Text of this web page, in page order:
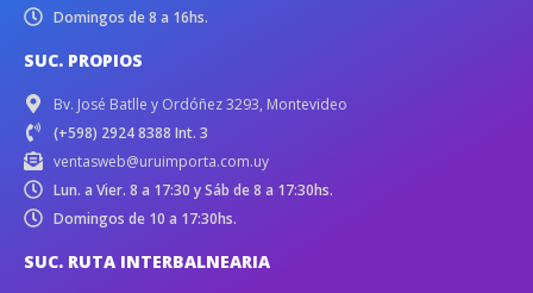
Domingos de 8 a 16hs.
SUC. PROPIOS
Bv. José Batlle y Ordóñez 3293, Montevideo
(+598) 2924 8388 Int. 3
ventasweb@uruimporta.com.uy
Lun. a Vier. 8 a 17:30 y Sáb de 8 a 17:30hs.
Domingos de 10 a 17:30hs.
SUC. RUTA INTERBALNEARIA